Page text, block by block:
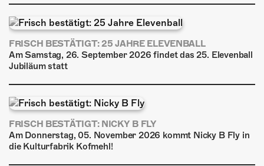
FRISCH BESTÄTIGT: 25 JAHRE ELEVENBALL
Am Samstag, 26. September 2026 findet das 25. Elevenball
Jubiläum statt
FRISCH BESTÄTIGT: NICKY B FLY
Am Donnerstag, 05. November 2026 kommt Nicky B Fly in
die Kulturfabrik Kofmehl!